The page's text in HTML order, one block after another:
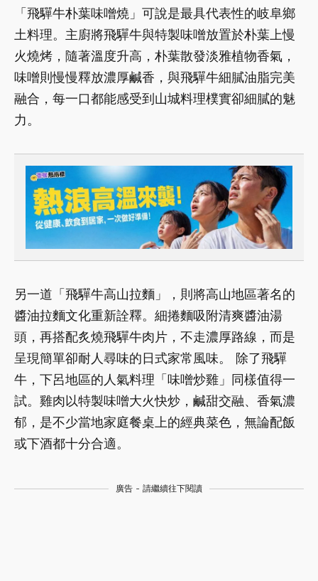
「飛驒牛朴葉味噌燒」可說是最具代表性的岐阜鄉
土料理。主廚將飛驒牛與特製味噌放置於朴葉上慢
火燒烤，隨著溫度升高，朴葉散發淡雅植物香氣，
味噌則慢慢釋放濃厚鹹香，與飛驒牛細膩油脂完美
融合，每一口都能感受到山城料理樸實卻細膩的魅
力。
另一道「飛驒牛高山拉麵」，則將高山地區著名的
醬油拉麵文化重新詮釋。細捲麵吸附清爽醬油湯
頭，再搭配炙燒飛驒牛肉片，不走濃厚路線，而是
呈現簡單卻耐人尋味的日式家常風味。 除了飛驒
牛，下呂地區的人氣料理「味噌炒雞」同樣值得一
試。雞肉以特製味噌大火快炒，鹹甜交融、香氣濃
郁，是不少當地家庭餐桌上的經典菜色，無論配飯
或下酒都十分合適。
廣告 - 請繼續往下閱讀